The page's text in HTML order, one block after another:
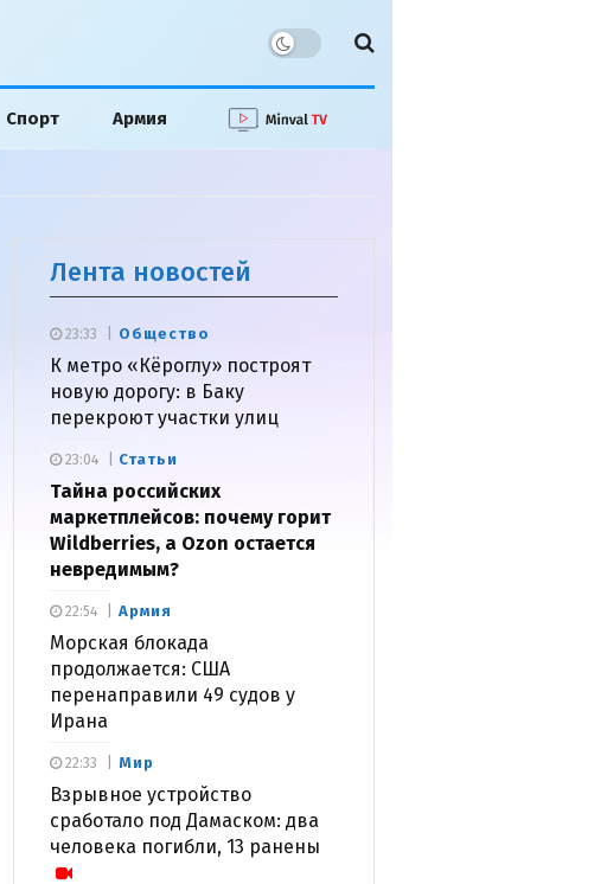
Спорт Армия
Лента новостей
Общество
К метро «Кёроглу» построят
новую дорогу: в Баку
перекроют участки улиц
23:33
Статьи
Тайна российских
маркетплейсов: почему горит
Wildberries, а Ozon остается
невредимым?
23:04
Армия
Морская блокада
продолжается: США
перенаправили 49 судов у
Ирана
22:54
Мир
Взрывное устройство
сработало под Дамаском: два
человека погибли, 13 ранены
22:33